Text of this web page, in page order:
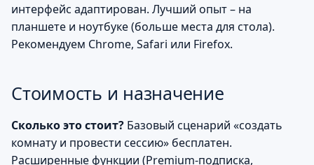
интерфейс адаптирован. Лучший опыт – на
планшете и ноутбуке (больше места для стола).
Рекомендуем Chrome, Safari или Firefox.
Стоимость и назначение
Сколько это стоит? Базовый сценарий «создать
комнату и провести сессию» бесплатен.
Расширенные функции (Premium-подписка,